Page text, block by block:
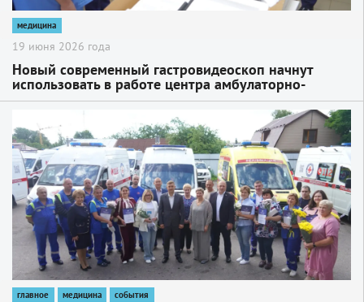
медицина
19 июня 2026 года
Новый современный гастровидеоскоп начнут
использовать в работе центра амбулаторно-
онкологической помощи на Рабочем посёлке уже
главное медицина события